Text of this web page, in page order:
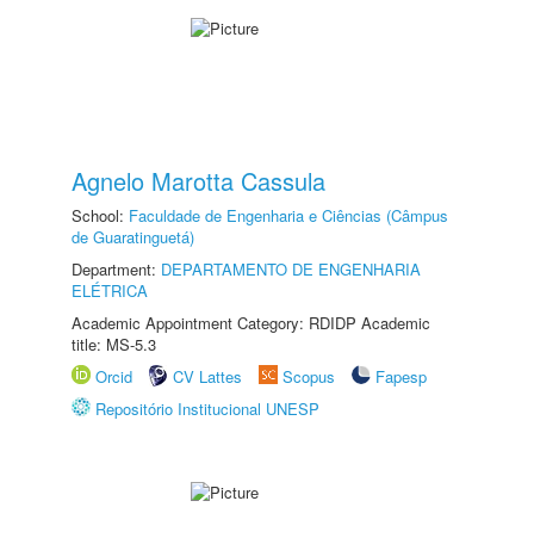
Agnelo Marotta Cassula
School: Faculdade de Engenharia e Ciências (Câmpus
de Guaratinguetá)
Department: DEPARTAMENTO DE ENGENHARIA
ELÉTRICA
Academic Appointment Category: RDIDP Academic
title: MS-5.3
Orcid
CV Lattes Scopus
Fapesp
Repositório Institucional UNESP